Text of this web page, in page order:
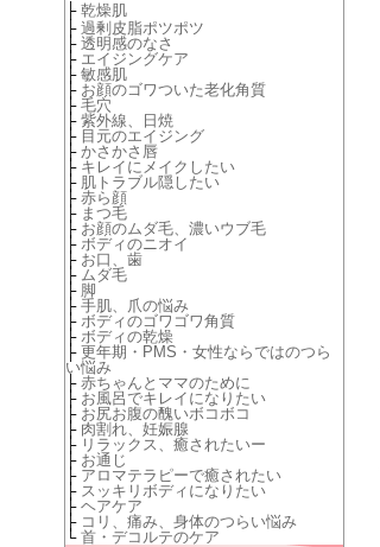
├ 乾燥肌
├ 過剰皮脂ポツポツ
├ 透明感のなさ
├ エイジングケア
├ 敏感肌
├ お顔のゴワついた老化角質
├ 毛穴
├ 紫外線、日焼
├ 目元のエイジング
├ かさかさ唇
├ キレイにメイクしたい
├ 肌トラブル隠したい
├ 赤ら顔
├ まつ毛
├ お顔のムダ毛、濃いウブ毛
├ ボディのニオイ
├ お口、歯
├ ムダ毛
├ 脚
├ 手肌、爪の悩み
├ ボディのゴワゴワ角質
├ ボディの乾燥
├ 更年期・PMS・女性ならではのつら
い悩み
├ 赤ちゃんとママのために
├ お風呂でキレイになりたい
├ お尻お腹の醜いボコボコ
├ 肉割れ、妊娠腺
├ リラックス、癒されたいー
├ お通じ
├ アロマテラピーで癒されたい
├ スッキリボディになりたい
├ ヘアケア
├ コリ、痛み、身体のつらい悩み
└ 首・デコルテのケア